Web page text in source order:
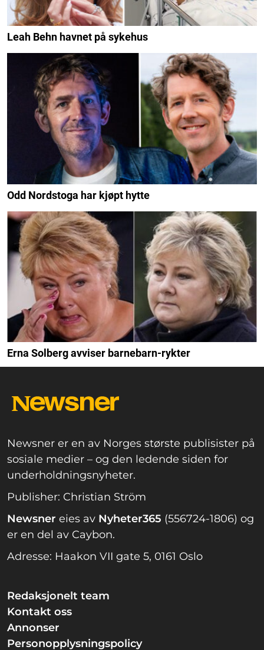
Leah Behn havnet på sykehus
Odd Nordstoga har kjøpt hytte
Erna Solberg avviser barnebarn-rykter
Newsner er en av Norges største publisister på
sosiale medier – og den ledende siden for
underholdningsnyheter.
Publisher: Christian Ström
Newsner eies av Nyheter365 (556724-1806) og
er en del av Caybon.
Adresse: Haakon VII gate 5, 0161 Oslo
Redaksjonelt team
Kontakt oss
Annonser
Personopplysningspolicy